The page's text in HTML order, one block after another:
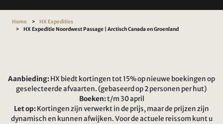
Home
HX Expedities
HX Expeditie Noordwest Passage | Arctisch Canada en Groenland
Aanbieding:HX biedt kortingen tot 15% op nieuwe boekingen op
geselecteerde afvaarten. (gebaseerd op 2 personen per hut)
Boeken:t/m 30 april
Let op:Kortingen zijn verwerkt in de prijs, maar de prijzen zijn
dynamisch en kunnen afwijken. Voor de actuele reissom kunt u